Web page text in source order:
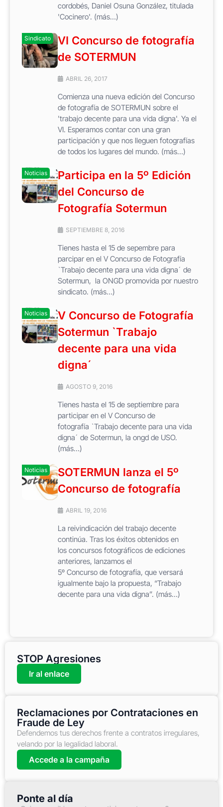
cordobés, Daniel Osuna González, titulada
'Cocinero'. (más…)
Sindicato
VI Concurso de fotografía
de SOTERMUN
ABRIL 26, 2017
Comienza una nueva edición del Concurso
de fotografía de SOTERMUN sobre el
'trabajo decente para una vida digna'. Ya el
VI. Esperamos contar con una gran
participación y que nos lleguen fotografías
de todos los lugares del mundo. (más…)
Noticias
Participa en la 5º Edición
del Concurso de
Fotografía Sotermun
SEPTIEMBRE 8, 2016
Tienes hasta el 15 de sepembre para
parcipar en el V Concurso de Fotografía
`Trabajo decente para una vida digna´ de
Sotermun, la ONGD promovida por nuestro
sindicato. (más…)
Noticias
V Concurso de Fotografía
Sotermun `Trabajo
decente para una vida
digna´
AGOSTO 9, 2016
Tienes hasta el 15 de septiembre para
participar en el V Concurso de
fotografía `Trabajo decente para una vida
digna´ de Sotermun, la ongd de USO.
(más…)
Noticias
SOTERMUN lanza el 5º
Concurso de fotografía
ABRIL 19, 2016
La reivindicación del trabajo decente
continúa. Tras los éxitos obtenidos en
los concursos fotográficos de ediciones
anteriores, lanzamos el
5º Concurso de fotografía, que versará
igualmente bajo la propuesta, “Trabajo
decente para una vida digna”. (más…)
STOP Agresiones
Ir al enlace
Reclamaciones por Contrataciones en
Fraude de Ley
Defendemos tus derechos frente a contratos irregulares,
velando por la legalidad laboral.
Accede a la campaña
Ponte al día